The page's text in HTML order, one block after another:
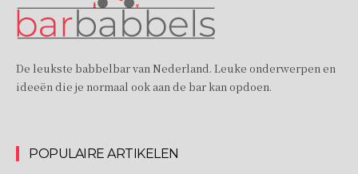
De leukste babbelbar van Nederland. Leuke onderwerpen en
ideeën die je normaal ook aan de bar kan opdoen.
POPULAIRE ARTIKELEN